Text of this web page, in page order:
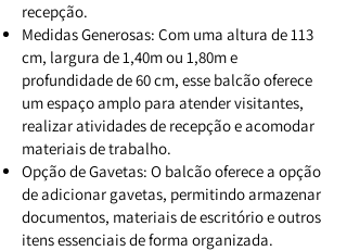
recepção.
Medidas Generosas: Com uma altura de 113
cm, largura de 1,40m ou 1,80m e
profundidade de 60 cm, esse balcão oferece
um espaço amplo para atender visitantes,
realizar atividades de recepção e acomodar
materiais de trabalho.
Opção de Gavetas: O balcão oferece a opção
de adicionar gavetas, permitindo armazenar
documentos, materiais de escritório e outros
itens essenciais de forma organizada.